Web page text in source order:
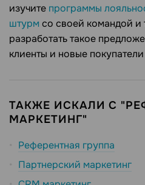
изучите программы
штурм со своей командой и
разработать такое
клиенты и новые
ТАКЖЕ ИСКАЛИ С
МАРКЕТИНГ"
Референтная группа
Партнерский маркетинг